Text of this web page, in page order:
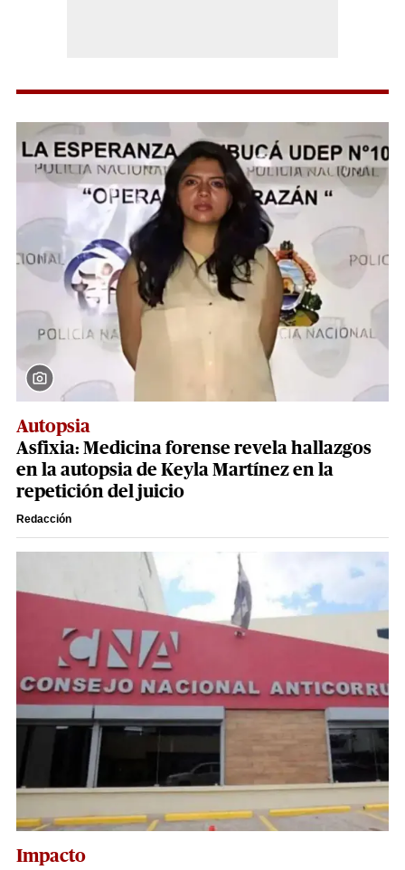
Autopsia
Asfixia: Medicina forense revela hallazgos
en la autopsia de Keyla Martínez en la
repetición del juicio
Redacción
Impacto